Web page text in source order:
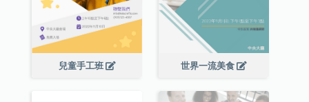
兒童手工班 世界一流美食